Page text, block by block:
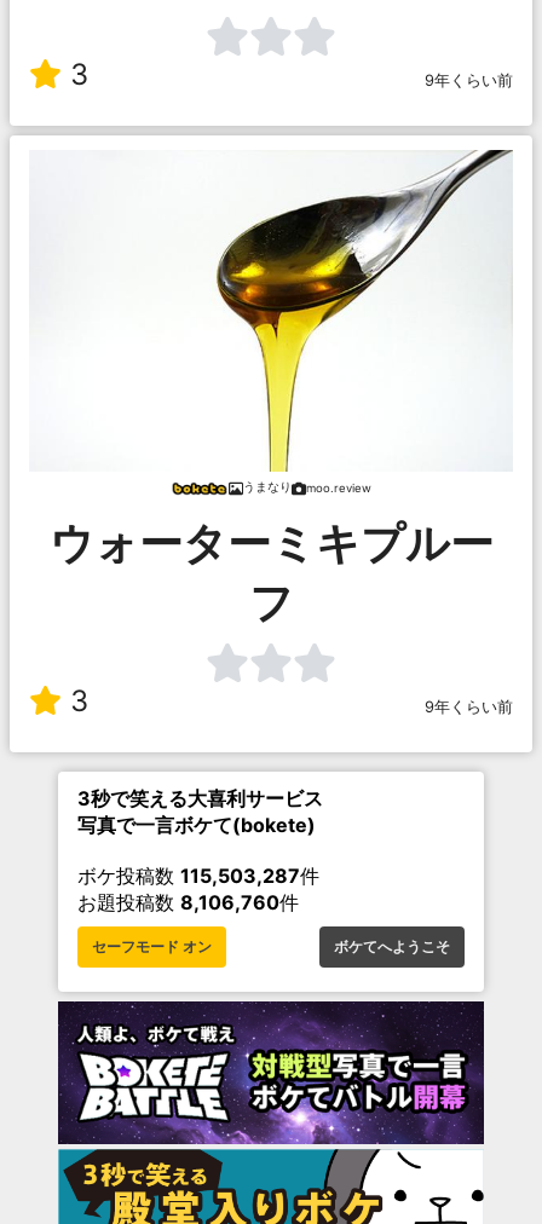
3 9年くらい前
うまなり moo.review
ウォーターミキプルー
フ
3 9年くらい前
3秒で笑える大喜利サービス
写真で一言ボケて(bokete)
ボケ投稿数 115,503,287件
お題投稿数 8,106,760件
セーフモード オン ボケてへようこそ